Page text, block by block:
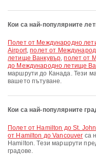
Кои са най-популярните
полет от Международно летище Ванкувър до Calgary International
Airport,полет от
летище Ванкувър,полет от
до Международно летище
маршрути до Канада. Тези
вашето пътуване.
Кои са най-популярните
полет от Hamilton до St.
от Hamilton до Vancouver са
Hamilton. Тези маршрути
градове.